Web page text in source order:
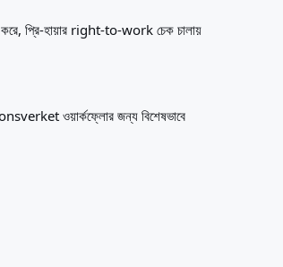
করে, প্রি-হায়ার right-to-work চেক চালায়
ওয়ার্কফ্লোর জন্য বিশেষভাবে